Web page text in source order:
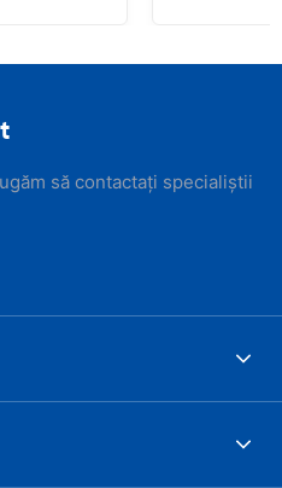
să contactați specialiștii